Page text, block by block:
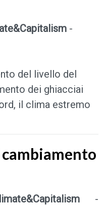
-
del livello del
dei ghiacciai
il clima estremo
-